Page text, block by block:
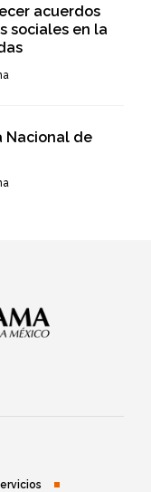
acuerdos
sociales en la
Nacional de